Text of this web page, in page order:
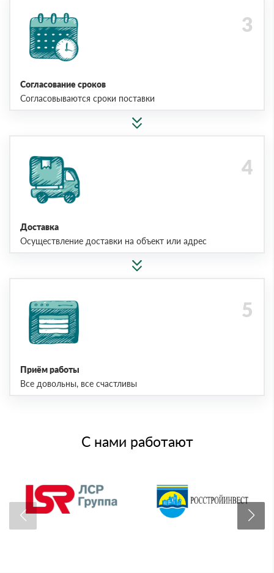
Согласование сроков
Согласовываются сроки поставки
Доставка
Осуществление доставки на объект или адрес
Приём работы
Все довольны, все счастливы
С нами работают